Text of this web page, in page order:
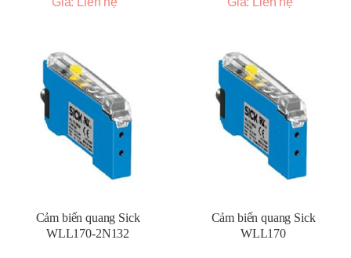
Cảm biến quang Sick
WLL170-2N132
Cảm biến quang Sick
WLL170